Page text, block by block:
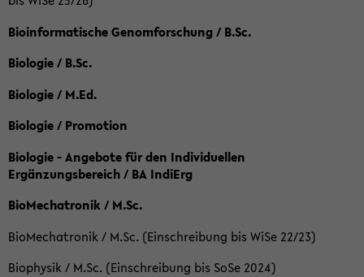
Bioinformatische Genomforschung / B.Sc.
Biologie / B.Sc.
Biologie / M.Ed.
Biologie / Promotion
Biologie - Angebote für den Individuellen
Ergänzungsbereich / BA IndiErg
BioMechatronik / M.Sc.
BioMechatronik / M.Sc. (Einschreibung bis WiSe 22/23)
Biophysik / M.Sc. (Einschreibung bis SoSe 2024)